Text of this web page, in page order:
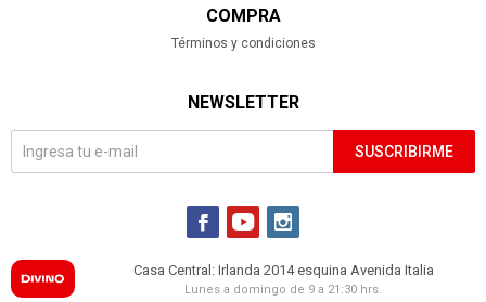
COMPRA
Términos y condiciones
NEWSLETTER
SUSCRIBIRME
  
Casa Central: Irlanda 2014 esquina Avenida Italia
Lunes a domingo de 9 a 21:30 hrs.